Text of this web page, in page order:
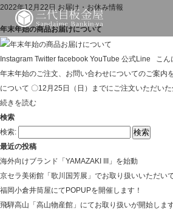
2022年12月22日 お届け・お休み情報
年末年始の商品お届けについて
Instagram Twitter facebook YouTube 公式Line こん
年末年始のご注文、お問い合わせについてのご案
について 〇12月25日（日）までにご注文いただい
続きを読む
検索
検索:
最近の投稿
海外向けブランド「YAMAZAKI III」を始動
京セラ美術館「歌川国芳展」でお取り扱いいただい
福岡小倉井筒屋にてPOPUPを開催します！
飛騨高山「高山物産館」にてお取り扱いが開始しま